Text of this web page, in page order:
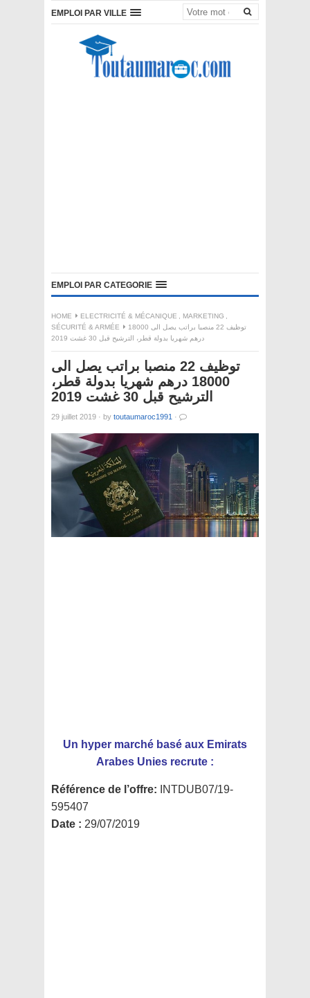
EMPLOI PAR VILLE
EMPLOI PAR CATEGORIE
HOME ELECTRICITÉ & MÉCANIQUE , MARKETING ,
SÉCURITÉ & ARMÉE
توظيف 22 منصبا براتب يصل الى 18000
درهم شهريا بدولة قطر، الترشيح قبل 30 غشت 2019
توظيف 22 منصبا براتب يصل الى
18000 درهم شهريا بدولة قطر،
الترشيح قبل 30 غشت 2019
29 juillet 2019 · by toutaumaroc1991 ·
Un hyper marché basé aux Emirats
Arabes Unies recrute :
Référence de l’offre: INTDUB07/19-
595407
Date : 29/07/2019